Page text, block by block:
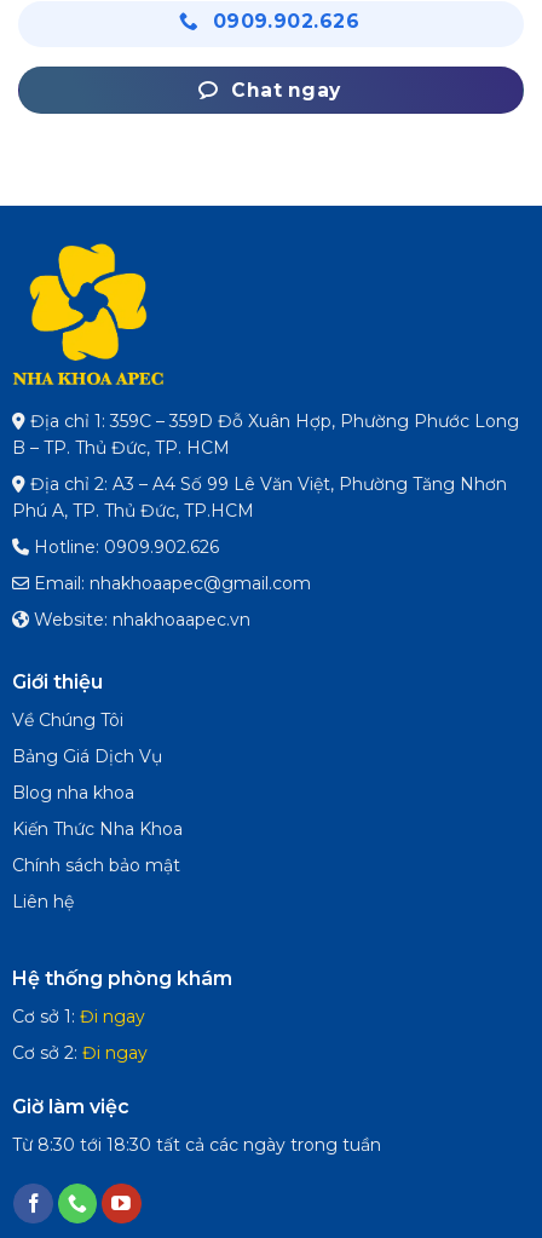
0909.902.626
Chat ngay
Địa chỉ 1: 359C – 359D Đỗ Xuân Hợp, Phường Phước Long
B – TP. Thủ Đức, TP. HCM
Địa chỉ 2: A3 – A4 Số 99 Lê Văn Việt, Phường Tăng Nhơn
Phú A, TP. Thủ Đức, TP.HCM
Hotline: 0909.902.626
Email: nhakhoaapec@gmail.com
Website: nhakhoaapec.vn
Giới thiệu
Về Chúng Tôi
Bảng Giá Dịch Vụ
Blog nha khoa
Kiến Thức Nha Khoa
Chính sách bảo mật
Liên hệ
Hệ thống phòng khám
Cơ sở 1: Đi ngay
Cơ sở 2: Đi ngay
Giờ làm việc
Từ 8:30 tới 18:30 tất cả các ngày trong tuần